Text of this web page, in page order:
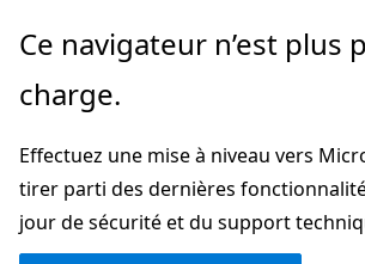
Passer
directement
au
principal
Ce navigateur n’est plus
charge.
Effectuez une mise à niveau vers
tirer parti des dernières
jour de sécurité et du support